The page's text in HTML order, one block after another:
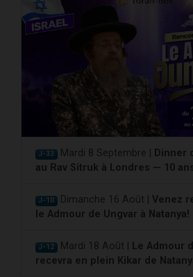
J-33 Mardi 8 Septembre | Dinner
au Rav Sitruk à Londres — 10
J-10 Dimanche 16 Août | Venez
le Admour de Ungvar à Natanya!
J-12 Mardi 18 Août | Le Admour
recevra en plein Kikar de